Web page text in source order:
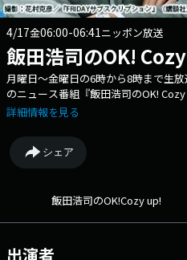
4/17金06:00-06:41ニッポン放送
飯田浩司のOK!
月曜日～金曜日の6時から8時まで生
のニュース番組『飯田浩司のOK!
あり、私たちの生活にどんな影響があ
ポン放送アナウンサー） ○アシス
ウンサー） ○コメンテーター：山
▼6:00 【オープニング・ニュース
UP！】 医師が週替わりで登場。
い！】 その日、コメンテーターに
詳細情報を見る
シェア
飯田浩司のOK!Cozy up!
出演者